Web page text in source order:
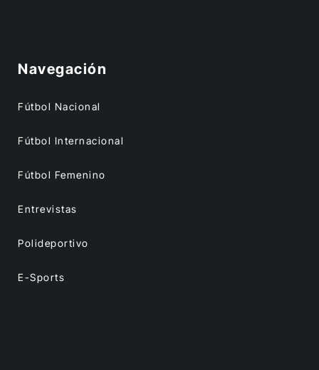
Navegación
Fútbol Nacional
Fútbol Internacional
Fútbol Femenino
Entrevistas
Polideportivo
E-Sports